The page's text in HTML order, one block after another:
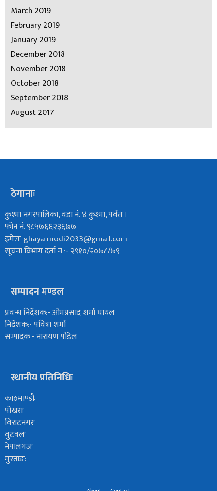
March 2019
February 2019
January 2019
December 2018
November 2018
October 2018
September 2018
August 2017
ठेगानाः
कुश्मा नगरपालिका, वडा नं. ४ कुश्मा, पर्वत ।
फोन नं. ९८५७६६२३६७७
इमेलःghayalmodi2033@gmail.com
सूचना विभाग दर्ता नं :- २९१०/२०७८/७९
सम्पादन मण्डल
प्रवन्ध निर्देशक:- ओमप्रसाद शर्मा घायल
निर्देशक:- पवित्रा शर्मा
सम्पादक:- नारायण पौडेल
स्थानीय प्रतिनिधिः
काठमाण्डौः
पोखराः
विराटनगरः
वुटवलः
नेपालगंजः
मुस्ताङ: